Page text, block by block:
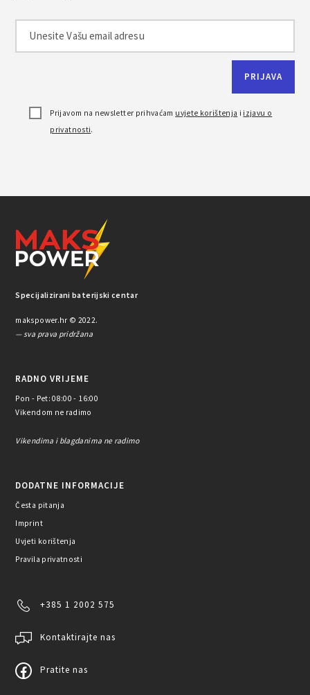
Prijavom na newsletter prihvaćam uvjete korištenja i izjavu o
privatnosti.
Specijalizirani baterijski centar
makspower.hr © 2022.
— sva prava pridržana
RADNO VRIJEME
Pon - Pet: 08:00 - 16:00
Vikendom ne radimo
Vikendima i blagdanima ne radimo
DODATNE INFORMACIJE
Česta pitanja
Imprint
Uvjeti korištenja
Pravila privatnosti
+385 1 2002 575
Kontaktirajte nas
Pratite nas